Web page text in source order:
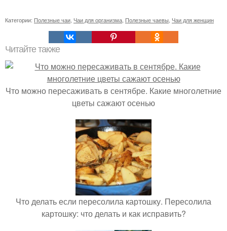
Категории: Полезные чаи Чаи для организма Полезные чаевы Чаи для женщин
Читайте также
Что можно пересаживать в сентябре. Какие многолетние
цветы сажают осенью
Что делать если пересолила картошку. Пересолила
картошку: что делать и как исправить?